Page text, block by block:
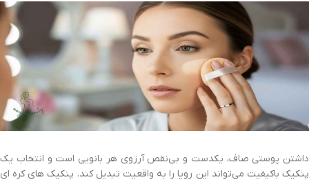
داشتن پوستی صاف، یکدست و بی‌نقص آرزوی هر بانویی است و انتخاب یک
پنکیک باکیفیت می‌تواند این رویا را به واقعیت تبدیل کند. پنکیک‌ های کره‌ ای